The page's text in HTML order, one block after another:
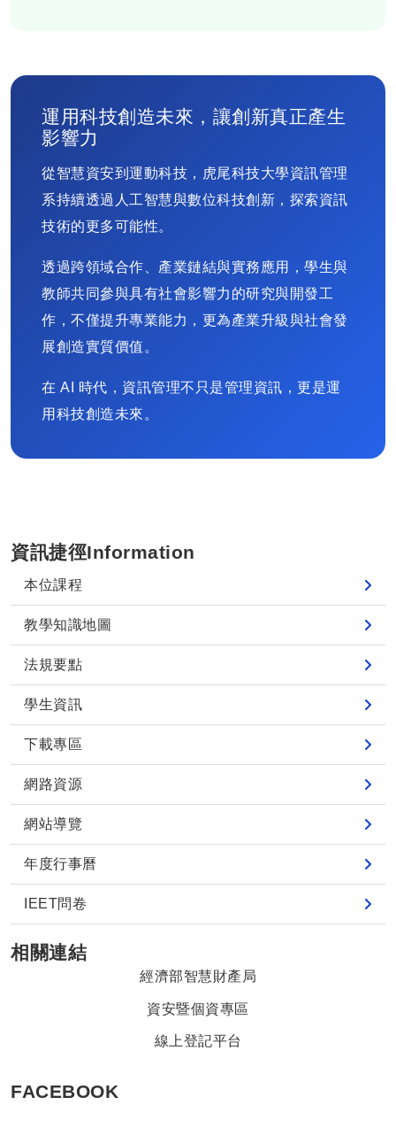
資訊捷徑Information
本位課程
教學知識地圖
法規要點
學生資訊
下載專區
網路資源
網站導覽
年度行事曆
IEET問卷
相關連結
經濟部智慧財產局
資安暨個資專區
線上登記平台
FACEBOOK
運用科技創造未來，讓創新真正產生
影響力
從智慧資安到運動科技，虎尾科技大學資訊管理
系持續透過人工智慧與數位科技創新，探索資訊
技術的更多可能性。
透過跨領域合作、產業鏈結與實務應用，學生與
教師共同參與具有社會影響力的研究與開發工
作，不僅提升專業能力，更為產業升級與社會發
展創造實質價值。
在 AI 時代，資訊管理不只是管理資訊，更是運
用科技創造未來。